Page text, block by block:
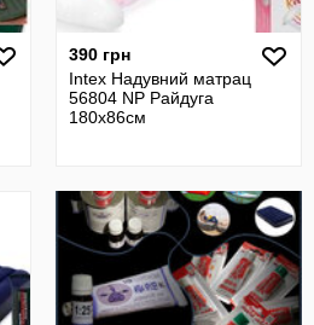
390 грн
Intex Надувний матрац
56804 NP Райдуга
180х86см